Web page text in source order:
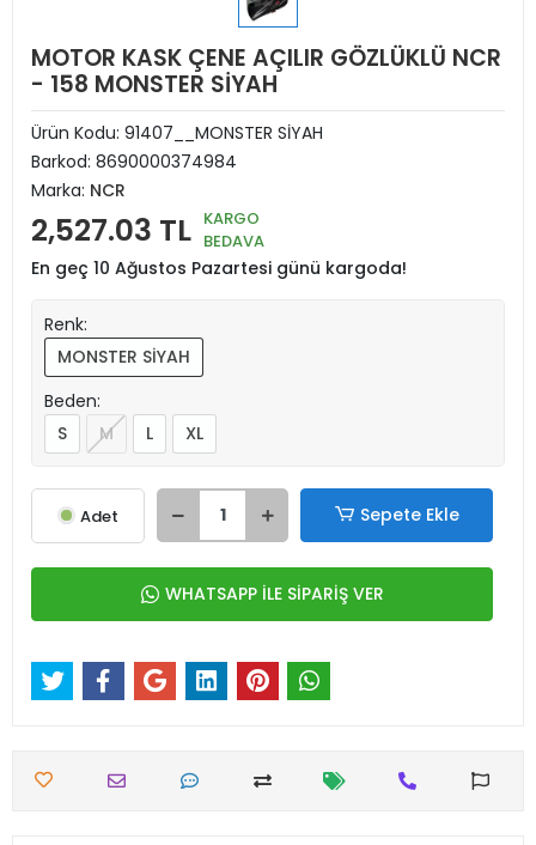
MOTOR KASK ÇENE AÇILIR GÖZLÜKLÜ NCR
- 158 MONSTER SİYAH
Ürün Kodu: 91407__MONSTER SİYAH
Barkod: 8690000374984
Marka: NCR
2,527.03 TL KARGO
BEDAVA
En geç 10 Ağustos Pazartesi günü kargoda!
Renk:
MONSTER SİYAH
Beden:
S
M L XL
Adet Sepete Ekle
WHATSAPP İLE SİPARİŞ VER